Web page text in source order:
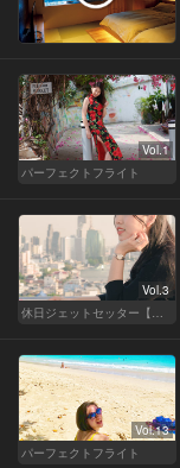
Vol.1
パーフェクトフライト
Vol.3
休日ジェットセッター【厳選スポット編】
Vol.13
パーフェクトフライト